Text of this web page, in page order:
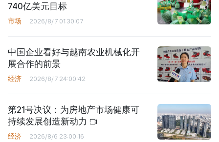
740亿美元目标
市场 2026/8/7 01:30:07
中国企业看好与越南农业机械化开
展合作的前景
经济 2026/8/7 24:00:42
第21号决议：为房地产市场健康可
持续发展创造新动力
经济 2026/8/6 23:00:16